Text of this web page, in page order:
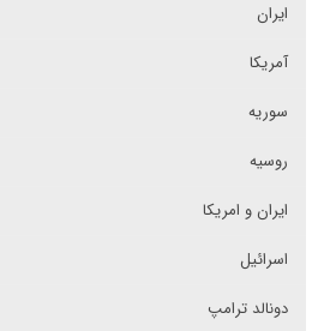
ایران
آمریکا
سوریه
روسیه
ایران و امریکا
اسرائیل
دونالد ترامپ